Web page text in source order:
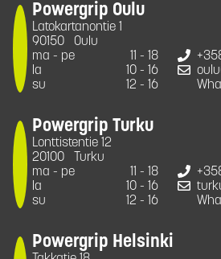
Powergrip Oulu
Latokartanontie 1
90150
Oulu
ma - pe
11 - 18
la
10 - 16
su
12 - 16
Powergrip Turku
Lonttistentie 12
20100
Turku
ma - pe
11 - 18
la
10 - 16
su
12 - 16
Powergrip Helsinki